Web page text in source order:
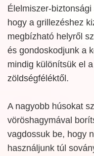
Élelmiszer-
hogy a grillezéshez
megbízható helyről
és gondoskodjunk a
mindig különítsük el
zöldségféléktől.
A nagyobb húsokat
vöröshagymával
vagdossuk be, hogy
használjunk túl